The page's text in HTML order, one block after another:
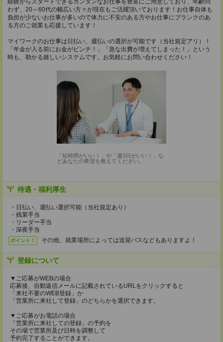
経験からスタートできるカンタンなお仕事を豊富にご用意しており、年齢問
わず、20～60代の幅広い方々が現在もご活躍頂いております！お仕事自体も
負担が少ないお仕事が多いので体力に不安のある方やお仕事にブランクのあ
る方のご就業も応援しています！
マイワークのお仕事は日払い、週払いの選択が可能です（当社規定アリ）！
「年金が入る前にお金がピンチ！」「急な出費が増えてしまった！」という
時も、助かる嬉しいシステムです。お気軽にお問い合わせください！
「短時間がいい！」や「週3日がいい！」な
どあなたの希望を教えてください。
待遇・福利厚生
・日払い、週払い選択可能（当社規定あり）
・残業手当
・リーダー手当
・深夜手当
ポイント！ その他、就業場所によっては送迎バスなどもありますよ！
登録について
▼ご応募がWEBの場合
応募後、自動返信メールに記載されているURLをクリックすると
「来社不要のWEB登録」か
「営業所に来社して登録」のどちらかを選択できます。
▼ご応募がお電話の場合
「営業所に来社しての登録」の予約を
その場で営業所及び日時を調整して
予約完了することができます。